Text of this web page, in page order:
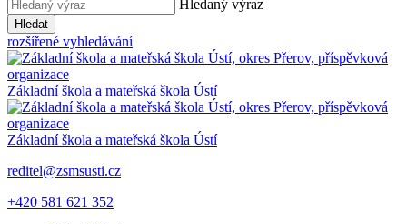
Hledaný výraz
Hledat
rozšířené vyhledávání
Základní škola a mateřská škola Ústí
Základní škola a mateřská škola Ústí
reditel@zsmsusti.cz
+420 581 621 352